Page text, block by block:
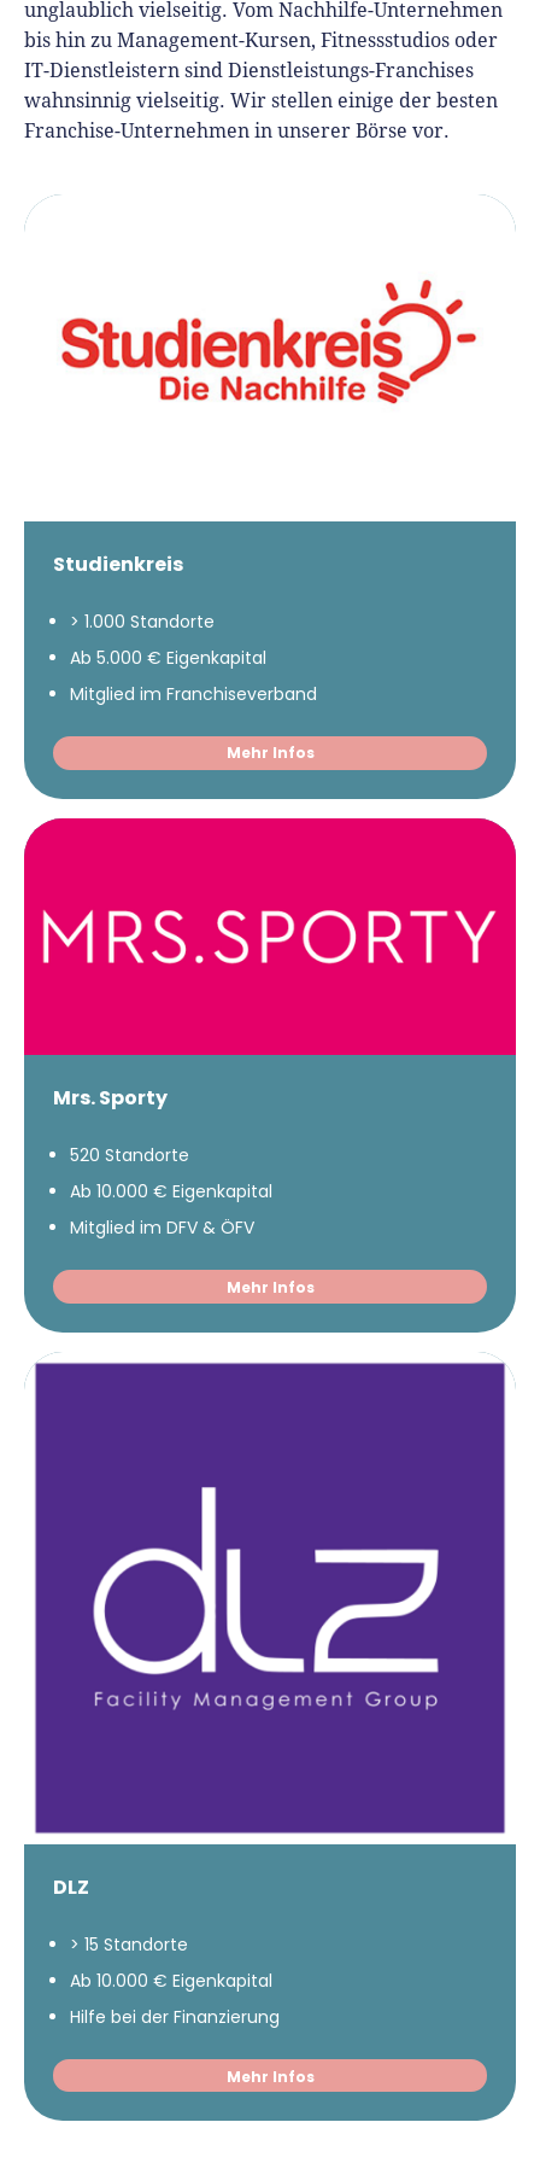
unglaublich vielseitig. Vom Nachhilfe-Unternehmen
bis hin zu Management-Kursen, Fitnessstudios oder
IT-Dienstleistern sind Dienstleistungs-Franchises
wahnsinnig vielseitig. Wir stellen einige der besten
Franchise-Unternehmen in unserer Börse vor.
Studienkreis
> 1.000 Standorte
Ab 5.000 € Eigenkapital
Mitglied im Franchiseverband
Mehr Infos
Mrs. Sporty
520 Standorte
Ab 10.000 € Eigenkapital
Mitglied im DFV & ÖFV
Mehr Infos
DLZ
> 15 Standorte
Ab 10.000 € Eigenkapital
Hilfe bei der Finanzierung
Mehr Infos